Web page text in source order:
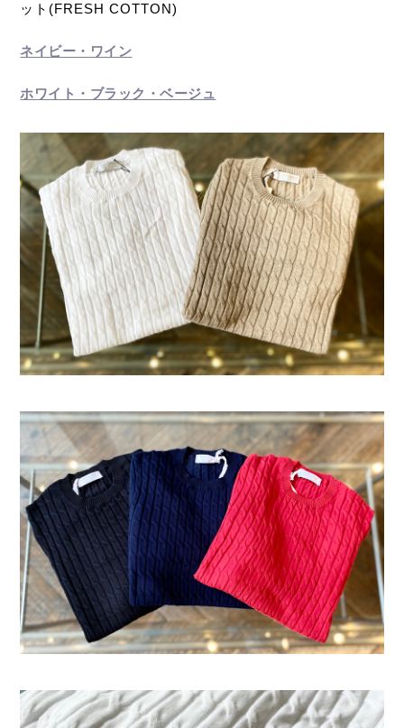
ット(FRESH COTTON)
ネイビー・ワイン
ホワイト・ブラック・ベージュ